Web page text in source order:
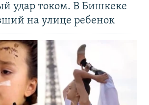
удар током. В Бишкеке
на улице ребенок